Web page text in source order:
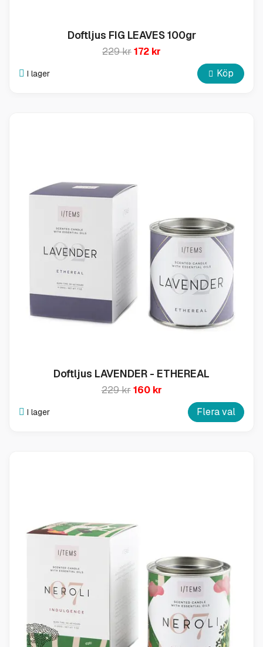
Doftljus FIG LEAVES 100gr
229 kr172 kr
I lager Köp
Doftljus LAVENDER - ETHEREAL
229 kr 160 kr
I lager Flera val